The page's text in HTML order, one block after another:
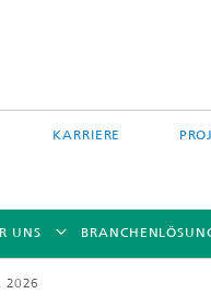
KARRIERE
UNS
2026